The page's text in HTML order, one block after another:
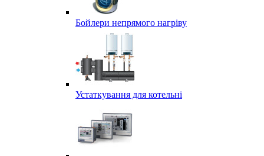
Бойлери непрямого нагріву
Устаткування для котельні